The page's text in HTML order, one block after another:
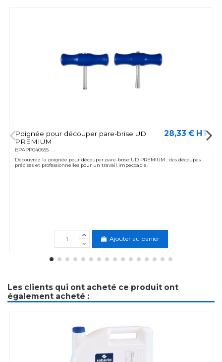
Poignée pour découper pare-brise UD
PREMIUM
BPAPP040655
28,33 € HT
Découvrez la poignée pour découper pare-brise UD PREMIUM : des découpes
précises et professionnelles pour un travail impeccable.
Ajouter au panier
Les clients qui ont acheté ce produit ont
également acheté :